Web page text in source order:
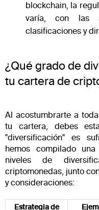
blockchain, la
varía, con las
clasificaciones y
¿Qué grado de
tu cartera de
Al acostumbrarte a
tu cartera, debes
"diversificación" es
hemos compilado
niveles de
criptomonedas, junto
y consideraciones:
Estrategia de